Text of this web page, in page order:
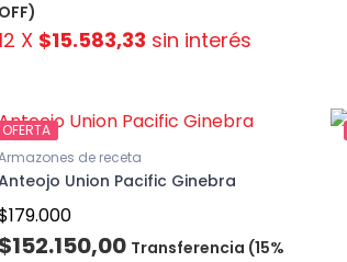
OFF)
X $15.583,33 sin interés
OFERTA
de receta
Union Pacific Ginebra
$152.150,00 Transferencia (15%